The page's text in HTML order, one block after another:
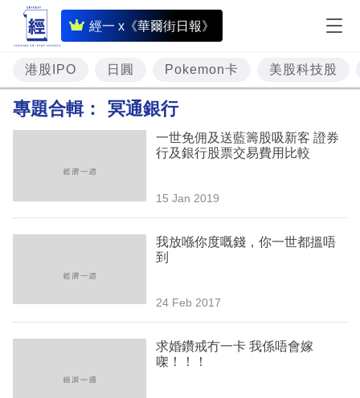
經一 x《華爾街日報》
即
時
財
經
資
樓
港股IPO 日圓 Pokemon卡 美股科技股
專題合輯： 冥通銀行
一世免佣及送藍籌股吸新客 證券
行及銀行股票交易費用比較
15 Jan 2019
我放喺你度嘅錢，你一世都搵唔
到
24 Feb 2017
求婚鑽戒冇一卡 我係唔會嫁
㗎！！！